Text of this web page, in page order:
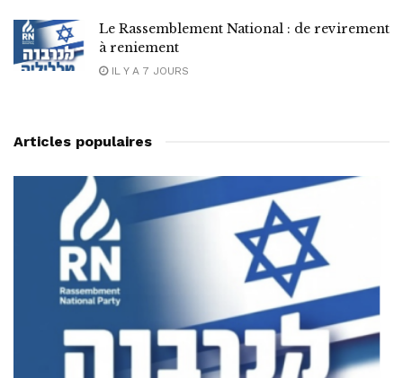
Le Rassemblement National : de revirement
à reniement
IL Y A 7 JOURS
Articles populaires